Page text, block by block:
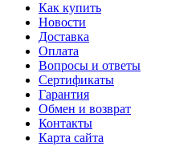
Как купить
Новости
Доставка
Оплата
Вопросы и ответы
Сертификаты
Гарантия
Обмен и возврат
Контакты
Карта сайта